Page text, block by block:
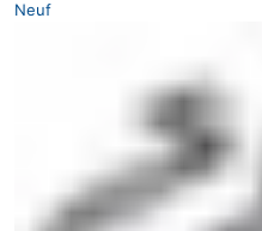
Neuf